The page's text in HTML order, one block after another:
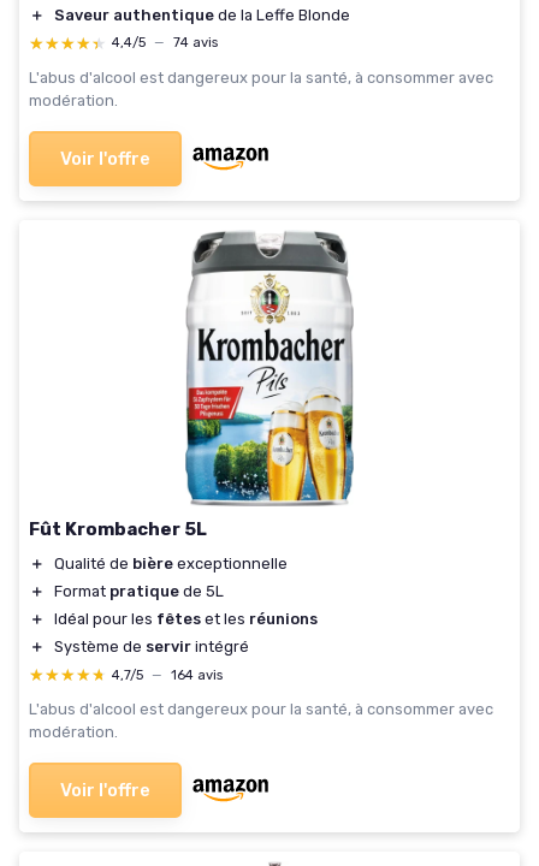
＋ Saveur authentique de la Leffe Blonde
★★★★★
★★★★★ 4,4/5 — 74 avis
L'abus d'alcool est dangereux pour la santé, à consommer avec
modération.
Voir l'offre
Fût Krombacher 5L
＋ Qualité de bière exceptionnelle
＋
Format pratique de 5L
＋
Idéal pour les fêtes et les réunions
＋
Système de servir intégré
★★★★★
★★★★★ 4,7/5 — 164 avis
L'abus d'alcool est dangereux pour la santé, à consommer avec
modération.
Voir l'offre